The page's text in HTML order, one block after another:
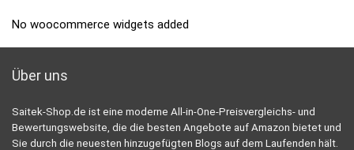
No woocommerce widgets added
Über uns
Saitek-Shop.de ist eine moderne All-in-One-Preisvergleichs- und
Bewertungswebsite, die die besten Angebote auf Amazon bietet und
Sie durch die neuesten hinzugefügten Blogs auf dem Laufenden hält.